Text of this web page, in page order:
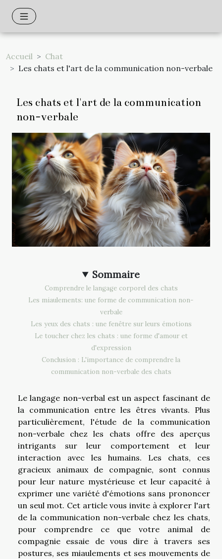
Accueil
Chat
Les chats et l'art de la communication non-verbale
Les chats et l'art de la communication
non-verbale
Sommaire
Comprendre le langage corporel des chats
Les miaulements: une forme de communication non-
verbale
Les yeux des chats : une fenêtre sur leurs émotions
Le toucher chez les chats : une forme d'amour et
d'expression
Conclusion : L'importance de comprendre la
communication non-verbale des chats
Le langage non-verbal est un aspect fascinant de
la communication entre les êtres vivants. Plus
particulièrement, l'étude de la communication
non-verbale chez les chats offre des aperçus
intrigants sur leur comportement et leur
interaction avec les humains. Les chats, ces
gracieux animaux de compagnie, sont connus
pour leur nature mystérieuse et leur capacité à
exprimer une variété d'émotions sans prononcer
un seul mot. Cet article vous invite à explorer l'art
de la communication non-verbale chez les chats,
pour comprendre ce que votre animal de
compagnie essaie de vous dire à travers ses
postures, ses miaulements et ses mouvements de